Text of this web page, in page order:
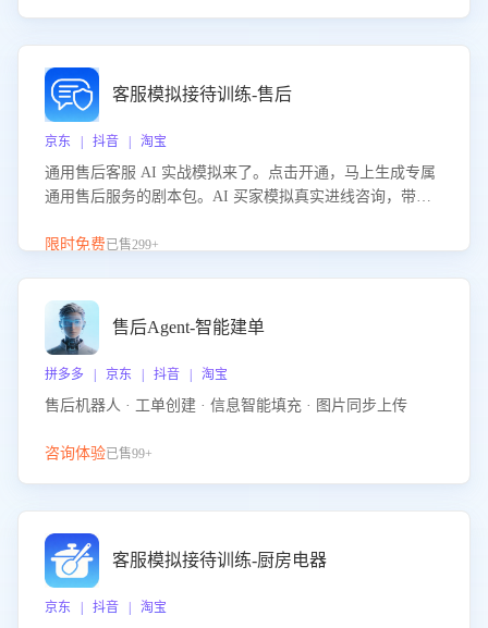
客服模拟接待训练-售后
京东 | 抖音 | 淘宝
通用售后客服 AI 实战模拟来了。点击开通，马上生成专属
通用售后服务的剧本包。AI 买家模拟真实进线咨询，带您
的应对要点，轻松提升服务能力。
限时免费已售299+
售后Agent-智能建单
拼多多 | 京东 | 抖音 | 淘宝
售后机器人 · 工单创建 · 信息智能填充 · 图片同步上传
咨询体验已售99+
客服模拟接待训练-厨房电器
京东 | 抖音 | 淘宝